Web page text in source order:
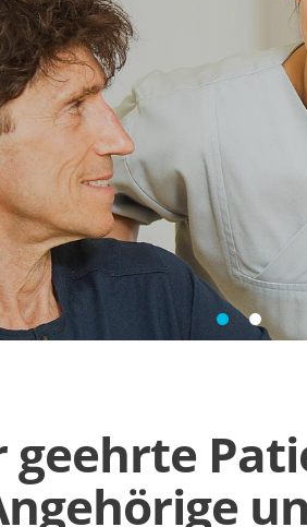
geehrte